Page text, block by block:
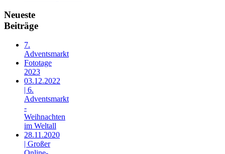
Neueste
Beiträge
7.
Adventsmarkt
Fototage
2023
03.12.2022
| 6.
Adventsmarkt
-
Weihnachten
im Weltall
28.11.2020
| Großer